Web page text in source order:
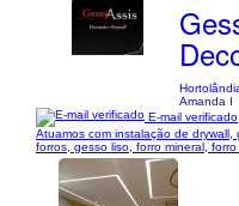
Amanda I
E-mail verificado
Atuamos com instalação de drywall,
forros, gesso liso, forro mineral, forro